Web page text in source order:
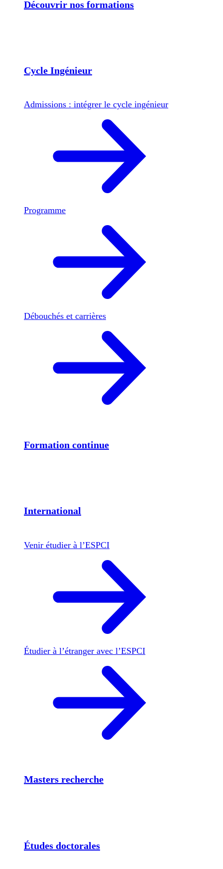
Découvrir nos formations
Cycle Ingénieur
Admissions : intégrer le cycle ingénieur
Programme
Débouchés et carrières
Formation continue
International
Venir étudier à l’ESPCI
Étudier à l’étranger avec l’ESPCI
Masters recherche
Études doctorales